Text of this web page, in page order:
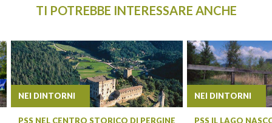
TI POTREBBE INTERESSARE ANCHE
NEI DINTORNI
PSS NEL CENTRO STORICO DI PERGINE
NEI DINTORNI
PSS IL LAGO